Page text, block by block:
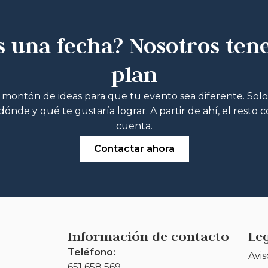
una fecha? Nosotros
plan
de ideas para que tu evento sea diferente.
y qué te gustaría lograr. A partir de ahí, el resto
cuenta.
Contactar ahora
Información de contacto
Teléfono: